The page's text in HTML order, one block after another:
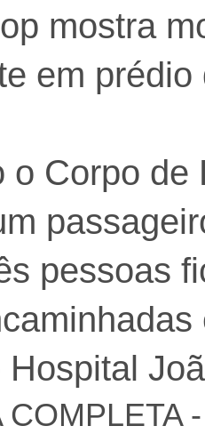
mostra
em prédio
o Corpo de
pessoas
Hospital
COMPLETA